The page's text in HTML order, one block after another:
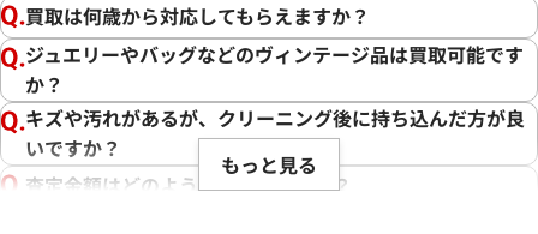
買取は何歳から対応してもらえますか？
ジュエリーやバッグなどのヴィンテージ品は買取可能です
か？
キズや汚れがあるが、クリーニング後に持ち込んだ方が良
いですか？
査定金額はどのように決まりますか？
もっと見る